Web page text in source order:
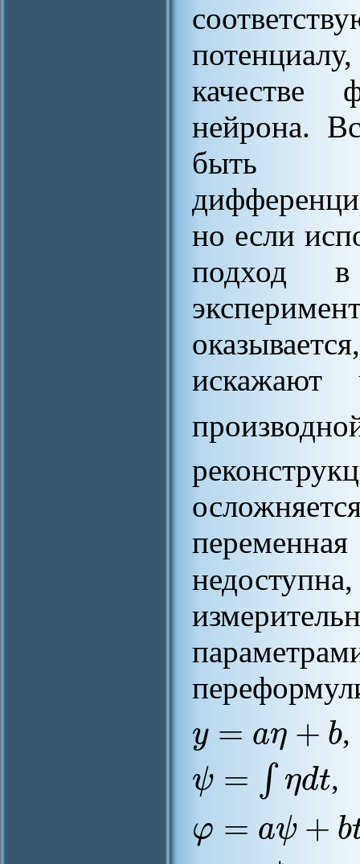
качестве
нейрона.
быть
но если
подход
искажают
y = aη + b,
ψ = ∫ ηdt,
φ = aψ+ b